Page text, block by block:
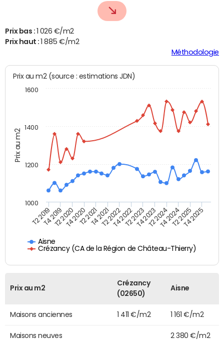
Prix bas : 1 026 €/m2
Prix haut :1 885 €/m2
Méthodologie
Prix au m2
Prix au m2 (source : estimations JDN)
Aisne
Crézancy (CA de la Région de Château-Thierry)
T2 2019T4 2019T2 2020T4 2020T2 2021T4 2021T2 2022T4 2022T2 2023T4 2023T2 2024T4 2024T2 2025T4 2025
1000
1200
1400
1600
Prix au m2
Crézancy
(02650)
Aisne
Maisons anciennes 1 411 €/m2 1 161 €/m2
Maisons neuves 2 380 €/m2